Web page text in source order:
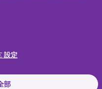
政策網站使用條款
設定
部